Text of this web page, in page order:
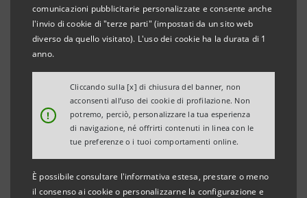
comunicazioni pubblicitarie personalizzate e consente anche
l'invio di cookie di "terze parti" (impostati da un sito web
diverso da quello visitato). L'uso dei cookie ha la durata di 1
anno.
!
Cliccando sulla [x] di chiusura del banner, non
acconsenti all’uso dei cookie di profilazione. Non
potremo, perciò, personalizzare la tua esperienza
di navigazione, né offrirti contenuti in linea con le
tue preferenze o i tuoi comportamenti online.
È possibile consultare l'informativa estesa, prestare o meno
il consenso ai cookie o personalizzarne la configurazione e
CULTURA
Caravaggio, Van Dyck e
Sassolino a Vicenza